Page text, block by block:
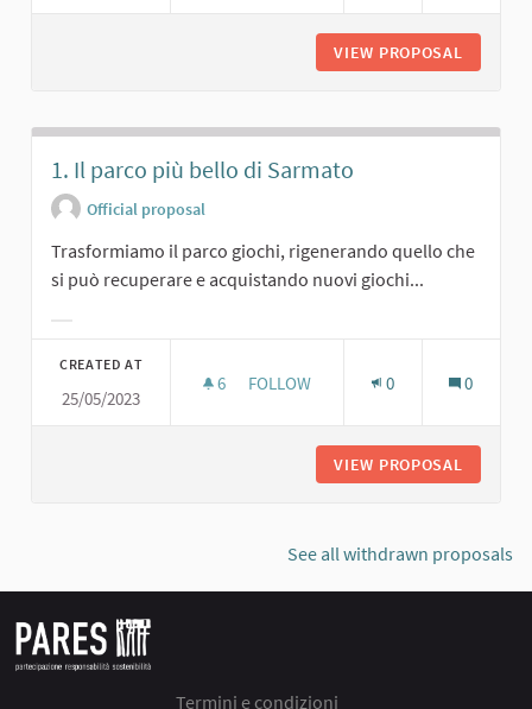
VIEW PROPOSAL
1. Il parco più bello di Sarmato
Official proposal
Trasformiamo il parco giochi, rigenerando quello che
si può recuperare e acquistando nuovi giochi...
CREATED AT
25/05/2023
6 6 FOLLOWERS
FOLLOW 0 0
VIEW PROPOSAL
See all withdrawn proposals
Termini e condizioni